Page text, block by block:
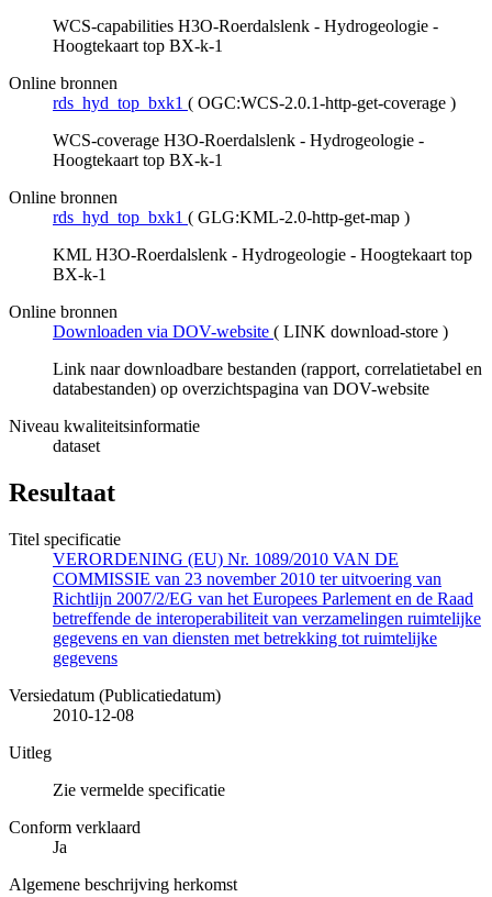
WCS-capabilities H3O-Roerdalslenk - Hydrogeologie -
Hoogtekaart top BX-k-1
Online bronnen
rds_hyd_top_bxk1 ( OGC:WCS-2.0.1-http-get-coverage )
WCS-coverage H3O-Roerdalslenk - Hydrogeologie -
Hoogtekaart top BX-k-1
Online bronnen
rds_hyd_top_bxk1 ( GLG:KML-2.0-http-get-map )
KML H3O-Roerdalslenk - Hydrogeologie - Hoogtekaart top
BX-k-1
Online bronnen
Downloaden via DOV-website ( LINK download-store )
Link naar downloadbare bestanden (rapport, correlatietabel en
databestanden) op overzichtspagina van DOV-website
Niveau kwaliteitsinformatie
dataset
Resultaat
Titel specificatie
VERORDENING (EU) Nr. 1089/2010 VAN DE
COMMISSIE van 23 november 2010 ter uitvoering van
Richtlijn 2007/2/EG van het Europees Parlement en de Raad
betreffende de interoperabiliteit van verzamelingen ruimtelijke
gegevens en van diensten met betrekking tot ruimtelijke
gegevens
Versiedatum (Publicatiedatum)
2010-12-08
Uitleg
Zie vermelde specificatie
Conform verklaard
Ja
Algemene beschrijving herkomst